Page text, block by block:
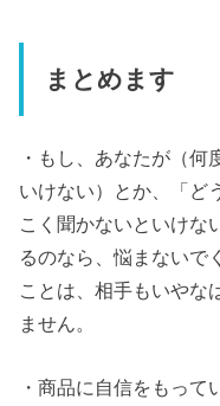
まとめます
・もし、あなたが（何
いけない）とか、「ど
こく聞かないといけな
るのなら、悩まないで
ことは、相手もいやな
ません。
・商品に自信をもって